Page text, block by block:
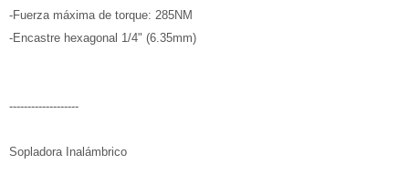
-Fuerza máxima de torque: 285NM
-Encastre hexagonal 1/4" (6.35mm)
-------------------
Sopladora Inalámbrico